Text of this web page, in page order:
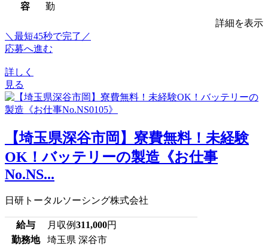
容
勤
詳細を表示
＼最短45秒で完了／
応募へ進む
詳しく
見る
【埼玉県深谷市岡】寮費無料！未経験
OK！バッテリーの製造《お仕事
No.NS...
日研トータルソーシング株式会社
給与 月収例311,000円
勤務地
埼玉県 深谷市